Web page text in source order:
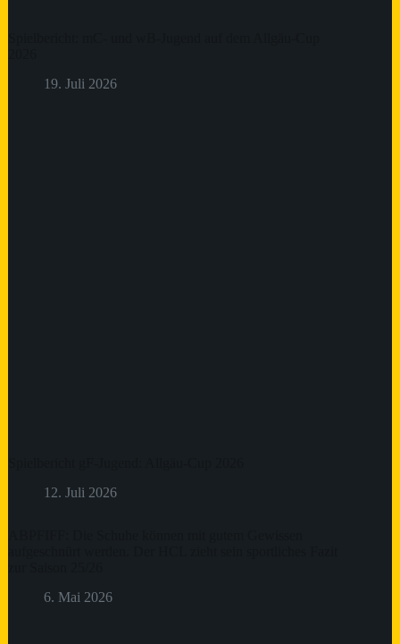
19. Juli 2026
12. Juli 2026
6. Mai 2026